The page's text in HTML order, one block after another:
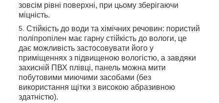
зовсім рівні поверхні, при цьому зберігаючи
міцність.
Стійкість до води та хімічних речовин: пористий
поліпропілен має гарну стійкість до вологи, це
дає можливість застосовувати його у
приміщеннях з підвищеною вологістю, а завдяки
захисній ПВХ плівці, панель можна мити
побутовими миючими засобами (без
використання щітки з високою абразивною
здатністю).